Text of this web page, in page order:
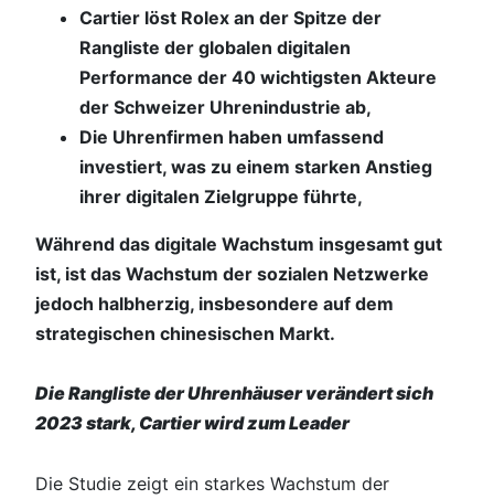
Cartier löst Rolex an der Spitze der
Rangliste der globalen digitalen
Performance der 40 wichtigsten Akteure
der Schweizer Uhrenindustrie ab,
Die Uhrenfirmen haben umfassend
investiert, was zu einem starken Anstieg
ihrer digitalen Zielgruppe führte,
Während das digitale Wachstum insgesamt gut
ist, ist das Wachstum der sozialen Netzwerke
jedoch halbherzig, insbesondere auf dem
strategischen chinesischen Markt.
Die Rangliste der Uhrenhäuser verändert sich
2023 stark, Cartier wird zum Leader
Die Studie zeigt ein starkes Wachstum der